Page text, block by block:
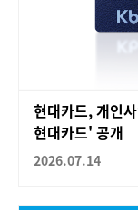
현대카드, 개인
현대카드' 공개
2026.07.14